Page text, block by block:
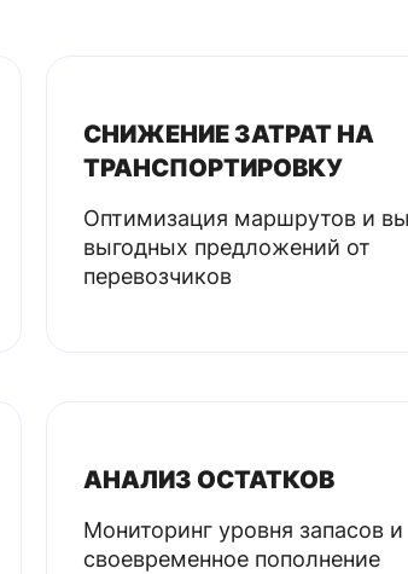
СНИЖЕНИЕ ЗАТРАТ НА
ТРАНСПОРТИРОВКУ
Оптимизация маршрутов и
выгодных предложений от
перевозчиков
АНАЛИЗ ОСТАТКОВ
Мониторинг уровня запасов и
своевременное пополнение